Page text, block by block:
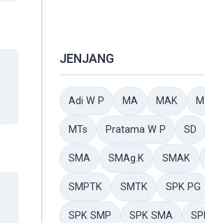
JENJANG
Adi W P MA MAK MI
MTs Pratama W P SD
SMA SMAg.K SMAK
SMPTK SMTK SPK PG
SPK SMP SPK SMA